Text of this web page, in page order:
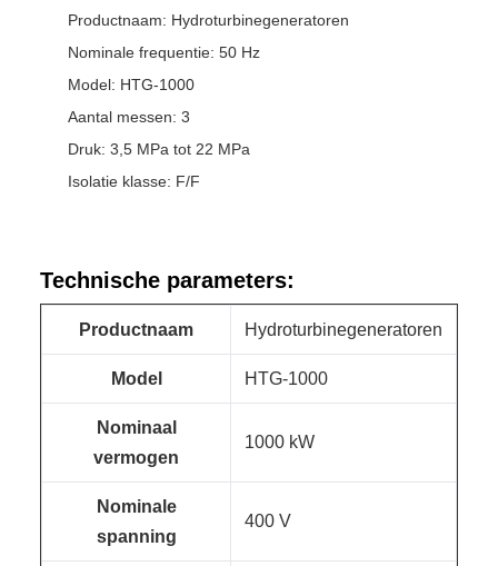
Productnaam: Hydroturbinegeneratoren
Nominale frequentie: 50 Hz
Model: HTG-1000
Aantal messen: 3
Druk: 3,5 MPa tot 22 MPa
Isolatie klasse: F/F
Technische parameters:
Productnaam Hydroturbinegeneratoren
Model HTG-1000
Nominaal
vermogen
1000 kW
Nominale
spanning
400 V